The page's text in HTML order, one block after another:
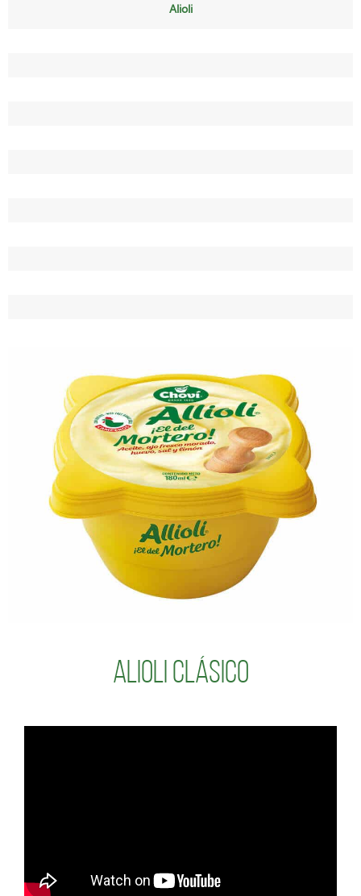
Alioli
Alioli Clásico